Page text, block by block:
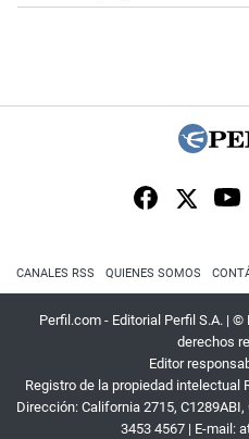
CANALES RSS QUIENES SOMOS
Perfil.com - Editorial Perfil S.A. | ©
derechos
Editor
Registro de la propiedad intelectual
Dirección: California 2715, C1289ABI,
3453 4567 | E-mail: